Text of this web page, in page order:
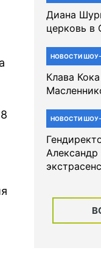
Диана
церковь
НОВОСТИ
Клава
НОВОСТИ